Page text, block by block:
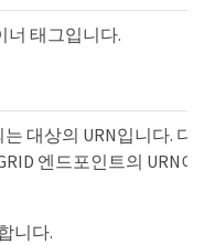
너 태그입니다.
대상의 URN입니다. 다
엔드포인트의 URN이
니다.